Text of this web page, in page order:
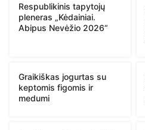
Respublikinis tapytojų
pleneras „Kėdainiai.
Abipus Nevėžio 2026“
Graikiškas jogurtas su
keptomis figomis ir
medumi